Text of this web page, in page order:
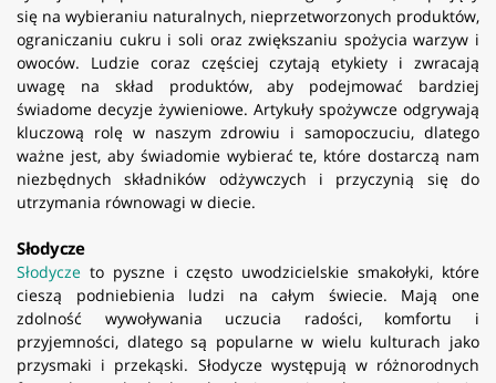
się na wybieraniu naturalnych, nieprzetworzonych produktów,
ograniczaniu cukru i soli oraz zwiększaniu spożycia warzyw i
owoców. Ludzie coraz częściej czytają etykiety i zwracają
uwagę na skład produktów, aby podejmować bardziej
świadome decyzje żywieniowe. Artykuły spożywcze odgrywają
kluczową rolę w naszym zdrowiu i samopoczuciu, dlatego
ważne jest, aby świadomie wybierać te, które dostarczą nam
niezbędnych składników odżywczych i przyczynią się do
utrzymania równowagi w diecie.
Słodycze
Słodycze to pyszne i często uwodzicielskie smakołyki, które
cieszą podniebienia ludzi na całym świecie. Mają one
zdolność wywoływania uczucia radości, komfortu i
przyjemności, dlatego są popularne w wielu kulturach jako
przysmaki i przekąski. Słodycze występują w różnorodnych